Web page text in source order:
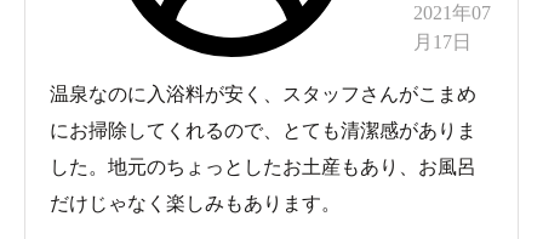
2021年07
月17日
温泉なのに入浴料が安く、スタッフさんがこまめ
にお掃除してくれるので、とても清潔感がありま
した。地元のちょっとしたお土産もあり、お風呂
だけじゃなく楽しみもあります。